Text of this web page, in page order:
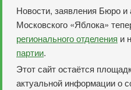
Новости, заявления Бюро
Московского «Яблока»
регионального отделения и
партии.
Этот сайт остаётся
актуальной информации о